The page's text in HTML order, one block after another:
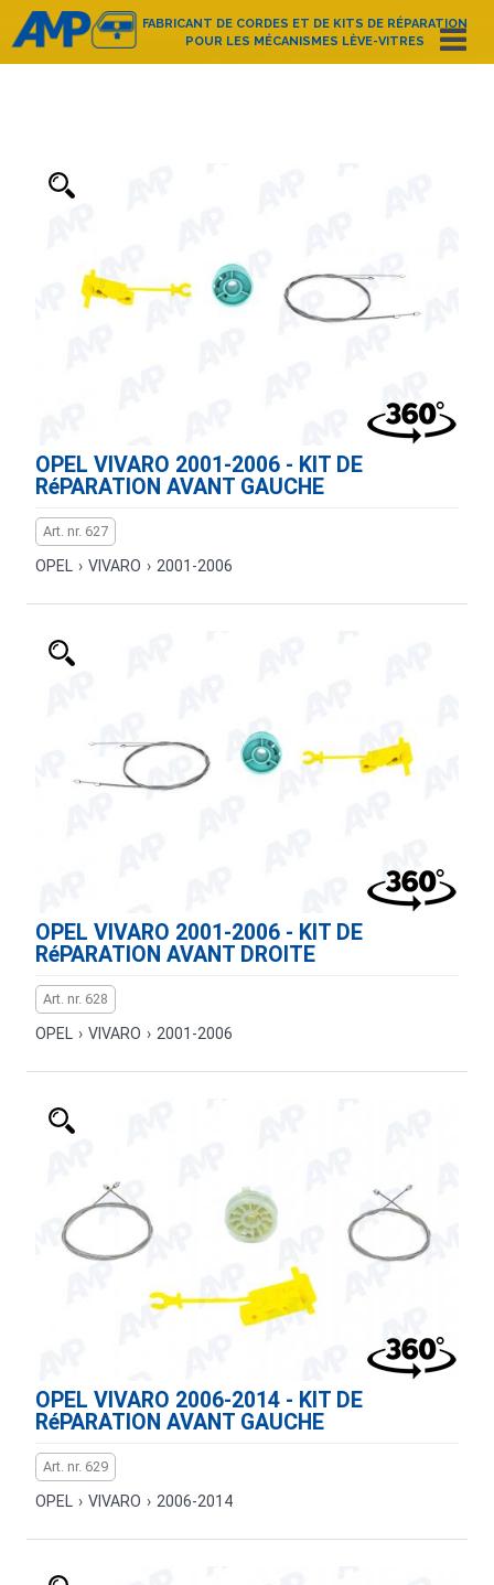
FABRICANT DE CORDES ET DE KITS DE RÉPARATION
POUR LES MÉCANISMES LÈVE-VITRES
QUI SOMMES-NOUS?
CATALOGUE D’ARTICLES
OPEL VIVARO 2001-2006 - KIT DE
RéPARATION AVANT GAUCHE
Art. nr. 627
OPEL › VIVARO › 2001-2006
OPEL VIVARO 2001-2006 - KIT DE
RéPARATION AVANT DROITE
Art. nr. 628
OPEL › VIVARO › 2001-2006
OPEL VIVARO 2006-2014 - KIT DE
RéPARATION AVANT GAUCHE
Art. nr. 629
OPEL › VIVARO › 2006-2014